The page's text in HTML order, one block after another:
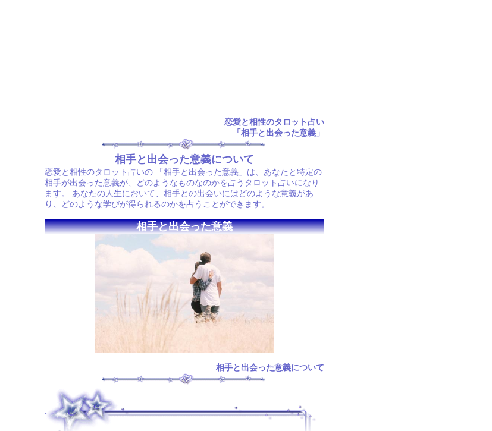
恋愛と相性のタロット占い
「相手と出会った意義」
相手と出会った意義について
恋愛と相性のタロット占いの 「相手と出会った意義」は、あなたと特定の
相手が出会った意義が、どのようなものなのかを占うタロット占いになり
ます。 あなたの人生において、相手との出会いにはどのような意義があ
り、どのような学びが得られるのかを占うことができます。
相手と出会った意義
相手と出会った意義について
.